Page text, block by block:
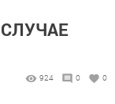
924 0 0